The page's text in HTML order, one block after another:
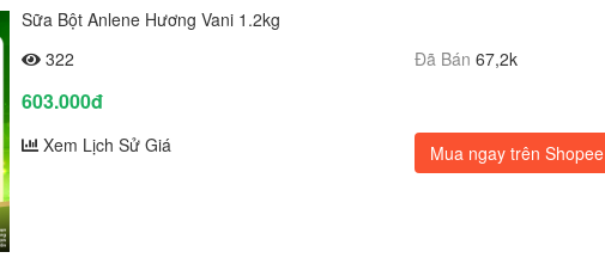
Sữa Bột Anlene Hương Vani 1.2kg
322
Đã Bán 67,2k
603.000đ
Xem Lịch Sử Giá Mua ngay trên Shopee